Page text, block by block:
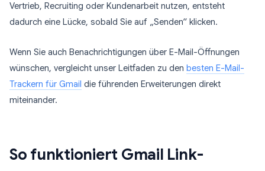
Vertrieb, Recruiting oder Kundenarbeit nutzen, entsteht
dadurch eine Lücke, sobald Sie auf „Senden“ klicken.
Wenn Sie auch Benachrichtigungen über E-Mail-Öffnungen
wünschen, vergleicht unser Leitfaden zu den besten E-Mail-
Trackern für Gmail die führenden Erweiterungen direkt
miteinander.
So funktioniert Gmail Link-